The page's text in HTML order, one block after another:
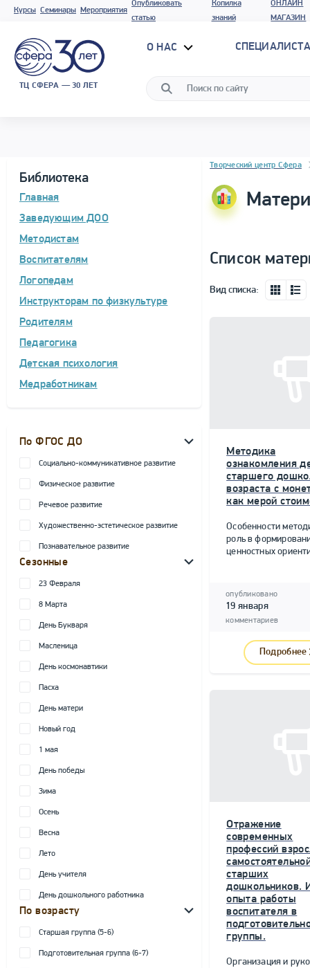
Курсы Семинары Мероприятия
Опубликовать
статью
Копилка
знаний
ОНЛАЙН
МАГАЗИН
ТЦ СФЕРА — 30 ЛЕТ
О НАС
Библиотека
Главная
Заведующим ДОО
Методистам
Воспитателям
Логопедам
Инструкторам по физкультуре
Родителям
Педагогика
Детская психология
Медработникам
По ФГОС ДО
Социально-коммуникативное развитие
Физическое развитие
Речевое развитие
Художественно-эстетическое развитие
Познавательное развитие
Сезонные
23 Февраля
8 Марта
День Букваря
Масленица
День космонавтики
Пасха
День матери
Новый год
1 мая
День победы
Зима
Осень
Весна
Лето
День учителя
День дошкольного работника
По возрасту
Старшая группа (5-6)
Подготовительная группа (6-7)
Блок новостей
Творческий центр Сфера
Список
Вид списка:
Методика
ознакомления
старшего
возраста с
как мерой
Особенности
роль в
ценностных
опубликовано
19 января
комментариев
Подробнее
Отражение
современных
профессий
старших
дошкольников.
опыта работы
воспитателя в
группы.
Организация и